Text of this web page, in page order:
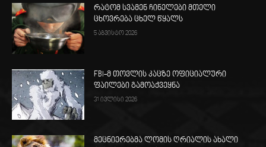
რატომ სვამენ ჩინელები მთელი
ცხოვრება ცხელ წყალს
5 აგვისტო 2026
FBI-მ თოვლის კაცზე ოფიციალური
ფაილები გამოაქვეყნა
31 ივლისი 2026
მეცნიერებმა ლომის ღრიალის ახალი